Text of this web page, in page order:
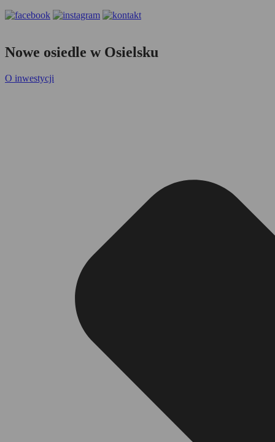
Nowe osiedle w Osielsku
O inwestycji